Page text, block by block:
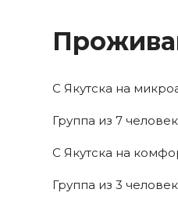
С Якутска на
Группа из 7
С Якутска на
Группа из 3